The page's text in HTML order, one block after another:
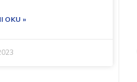
OKU »